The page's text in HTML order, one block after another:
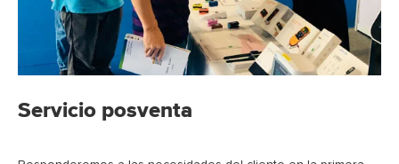
Servicio posventa